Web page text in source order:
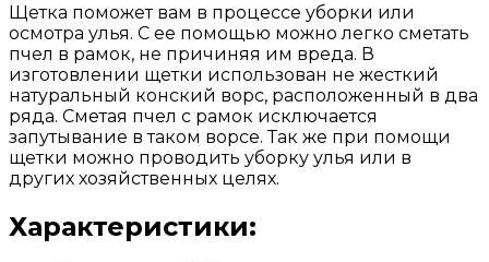
Щетка поможет вам в процессе уборки или
осмотра улья. С ее помощью можно легко сметать
пчел в рамок, не причиняя им вреда. В
изготовлении щетки использован не жесткий
натуральный конский ворс, расположенный в два
ряда. Сметая пчел с рамок исключается
запутывание в таком ворсе. Так же при помощи
щетки можно проводить уборку улья или в
других хозяйственных целях.
Характеристики: